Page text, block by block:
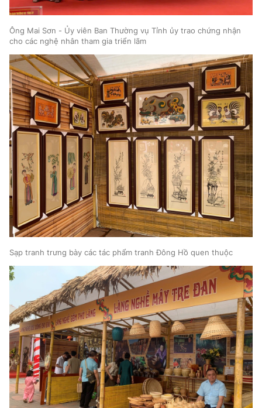
Ông Mai Sơn - Ủy viên Ban Thường vụ Tỉnh ủy trao chứng nhận
cho các nghệ nhân tham gia triển lãm
Sạp tranh trưng bày các tác phẩm tranh Đông Hồ quen thuộc